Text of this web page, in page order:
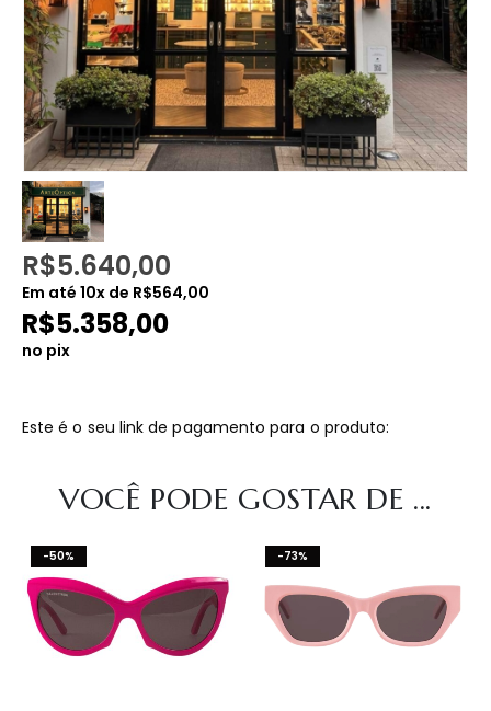
R$5.640,00
Em até 10x de R$564,00
R$5.358,00
no pix
Este é o seu link de pagamento para o produto:
VOCÊ PODE GOSTAR DE ...
-50% -73%